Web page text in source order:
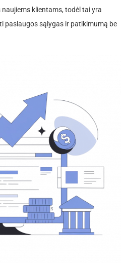
klientams, todėl tai yra
paslaugos sąlygas ir patikimumą be